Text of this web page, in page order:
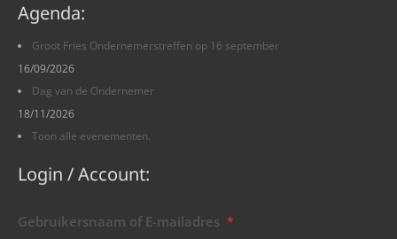
Agenda:
Groot Fries Ondernemerstreffen op 16 september
16/09/2026
Dag van de Ondernemer
18/11/2026
Toon alle evenementen.
Login / Account:
Gebruikersnaam of E-mailadres *